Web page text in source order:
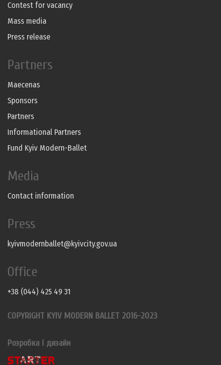
Contest for vacancy
Mass media
Press release
Partners
Maecenas
Sponsors
Partners
Informational Partners
Fund Kyiv Modern-Ballet
Media
Contact information
Press
kyivmodernballet@kyivcity.gov.ua
Office
+38 (044) 425 49 31
COPYRIGHT KYIV MODERN BALLET 2016-2023
Розробка і дизайн